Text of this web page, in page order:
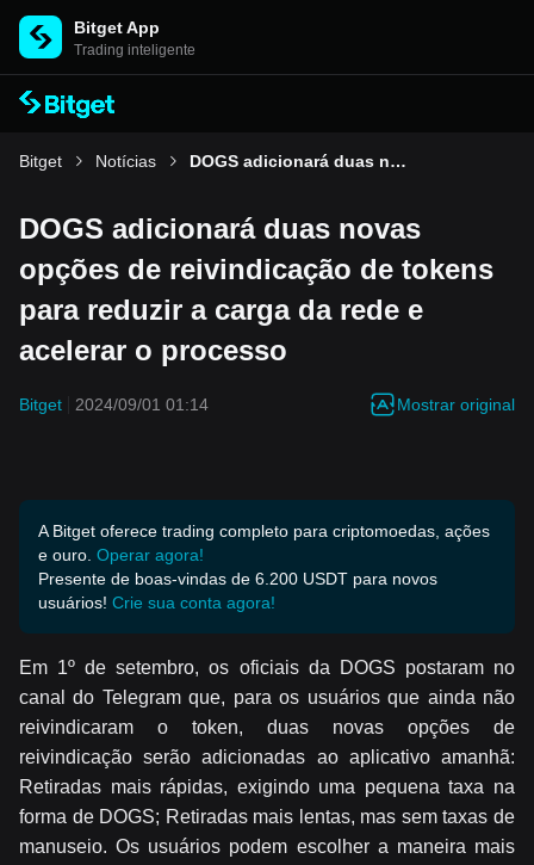
Bitget App
Trading inteligente
Bitget Notícias DOGS adicionará duas novas opções de reivindicação de tokens para reduzir a carga da rede e acelerar o processo
DOGS adicionará duas novas
opções de reivindicação de tokens
para reduzir a carga da rede e
acelerar o processo
Bitget 2024/09/01 01:14 Mostrar original
A Bitget oferece trading completo para criptomoedas, ações
e ouro. Operar agora!
Presente de boas-vindas de 6.200 USDT para novos
usuários! Crie sua conta agora!
Em 1º de setembro, os oficiais da DOGS postaram no
canal do Telegram que, para os usuários que ainda não
reivindicaram o token, duas novas opções de
reivindicação serão adicionadas ao aplicativo amanhã:
Retiradas mais rápidas, exigindo uma pequena taxa na
forma de DOGS; Retiradas mais lentas, mas sem taxas de
manuseio. Os usuários podem escolher a maneira mais